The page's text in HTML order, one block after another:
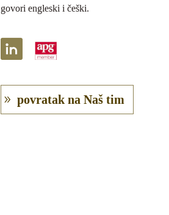
govori engleski i češki.
povratak na Naš tim